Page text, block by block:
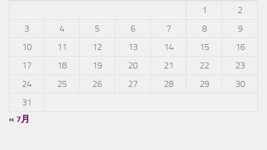
1
2
3
4 5 6 7 8
9
10
11 12 13 14 15
16
17
18 19 20 21 22
23
24
25 26 27 28 29
30
31
« 7月